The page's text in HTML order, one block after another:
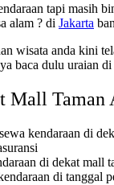
tapi masih
alam ? di Jakarta
wisata anda kini
baca dulu uraian
Mall
kendaraan di
di dekat mall
di tanggal